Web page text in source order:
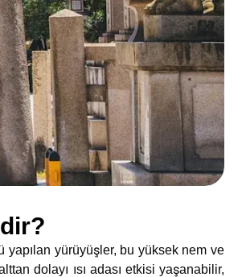
yapılan yürüyüşler, bu yüksek nem ve
dolayı ısı adası etkisi yaşanabilir,